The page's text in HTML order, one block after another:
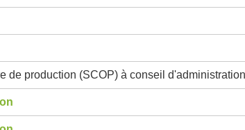
de production (SCOP) à conseil d'administration